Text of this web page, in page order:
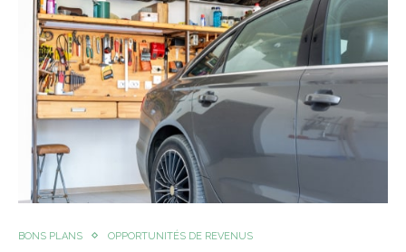
BONS PLANS OPPORTUNITÉS DE REVENUS